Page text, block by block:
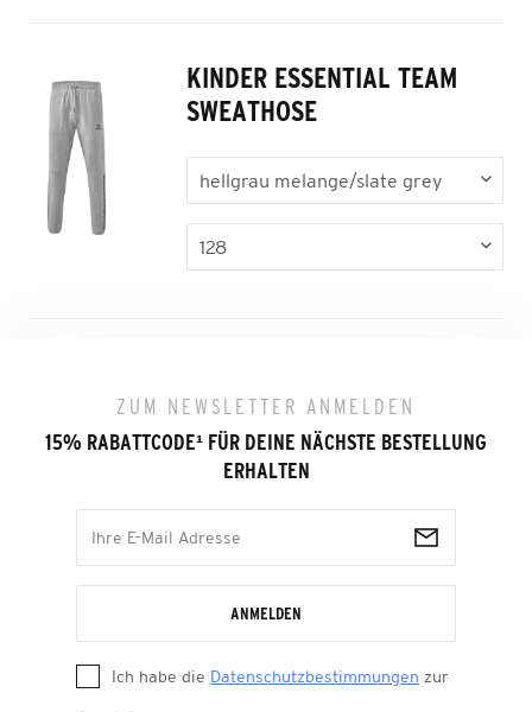
KINDER ESSENTIAL TEAM
SWEATHOSE
ZUM NEWSLETTER ANMELDEN
15% RABATTCODE¹ FÜR DEINE NÄCHSTE BESTELLUNG
ERHALTEN
ANMELDEN
Ich habe die Datenschutzbestimmungen zur